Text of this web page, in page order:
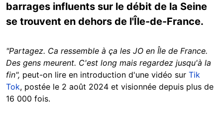
barrages influents sur le débit de la Seine
se trouvent en dehors de l'Île-de-France.
"Partagez. Ca ressemble à ça les JO en Île de France.
Des gens meurent. C'est long mais regardez jusqu'à la
fin", peut-on lire en introduction d'une vidéo sur Tik
Tok, postée le 2 août 2024 et visionnée depuis plus de
16 000 fois.